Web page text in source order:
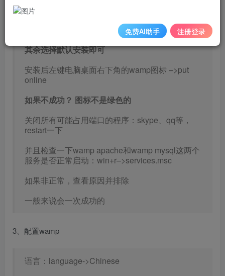
找到你的浏览器的安装位置：（右键 桌面浏览器
其余选择默认安装即可
安装后左键电脑桌面右下角的wamp图标 –>put
online
如果不成功？ 图标不是绿色的
关闭所有可能占用端口的程序：skype、qq等，
restart一下
并且检查一下wamp apache和wamp mysql这两个
服务是否正常启动：win+r–>services.msc
如果非正常，查看原因并排除
一般来说会一次成功的
3、配置wamp
语言：language->Chinese
免费AI助手 注册登录